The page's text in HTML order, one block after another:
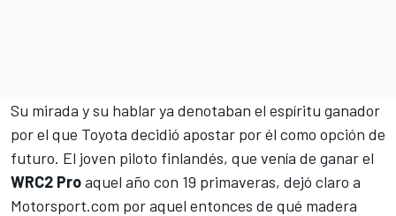
Su mirada y su hablar ya denotaban el espíritu ganador
por el que Toyota decidió apostar por él como opción de
futuro. El joven piloto finlandés, que venía de ganar el
WRC2 Proaquel año con 19 primaveras, dejó claro a
Motorsport.com por aquel entonces de qué madera